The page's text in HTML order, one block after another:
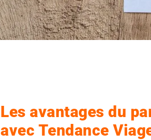
Les avantages du
avec Tendance